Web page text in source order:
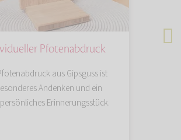
Pfotenabdruck
aus Gipsguss ist
Andenken und ein
Erinnerungsstück.